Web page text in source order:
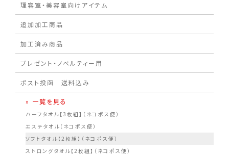
理容室・美容室向けアイテム
追加加工商品
加工済み商品
プレゼント・ノベルティー用
ポスト投函 送料込み
» 一覧を見る
ハーフタオル【3枚組】（ネコポス便）
エステタオル（ネコポス便）
ソフトタオル【2枚組】（ネコポス便）
ストロングタオル【2枚組】（ネコポス便）